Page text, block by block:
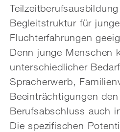
Begleitstruktur für
Fluchterfahrungen
Denn junge Menschen
unterschiedlicher
Spracherwerb,
Beeinträchtigungen
Berufsabschluss auch
Die spezifischen